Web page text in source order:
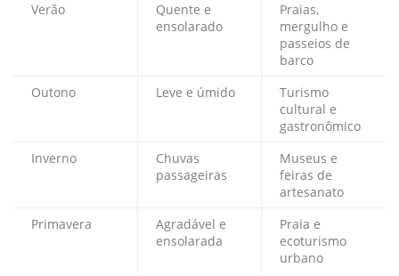
Verão
Quente e
ensolarado
Praias,
mergulho e
passeios de
barco
Outono
Leve e úmido
Turismo
cultural e
gastronômico
Inverno
Chuvas
passageiras
Museus e
feiras de
artesanato
Primavera
Agradável e
ensolarada
Praia e
ecoturismo
urbano